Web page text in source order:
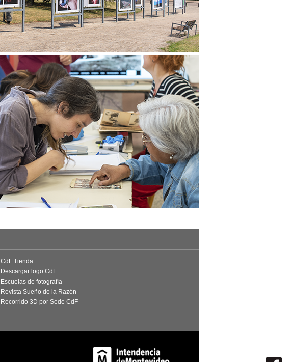
CdF Tienda
Descargar logo CdF
Escuelas de fotografía
Revista Sueño de la Razón
Recorrido 3D por Sede CdF